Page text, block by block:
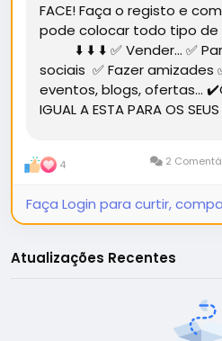
FACE! Faça o registo e
pode colocar todo
⬇️ ⬇️ ⬇️ ✅ Vender... ✅
sociais ✅ Fazer amizades
eventos, blogs, ofertas...
IGUAL A ESTA PARA OS
4 2
Faça Login para curtir,
Atualizações Recentes